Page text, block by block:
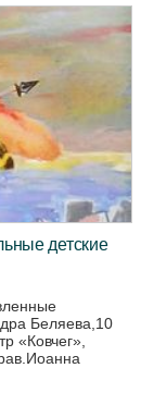
детские
Беляева,10
«Ковчег»,